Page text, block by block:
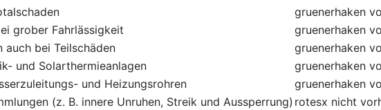
gruenerhaken
grober Fahrlässigkeit
gruenerhaken
auch bei Teilschäden
gruenerhaken
und Solarthermieanlagen
gruenerhaken
und Heizungsrohren
gruenerhaken
(z. B. innere Unruhen, Streik und Aussperrung) rotesx nicht